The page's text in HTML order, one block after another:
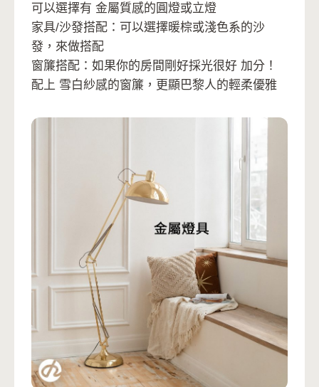
可以選擇有 金屬質感的圓燈或立燈
家具/沙發搭配：可以選擇暖棕或淺色系的沙
發，來做搭配
窗簾搭配：如果你的房間剛好採光很好 加分！
配上 雪白紗感的窗簾，更顯巴黎人的輕柔優雅